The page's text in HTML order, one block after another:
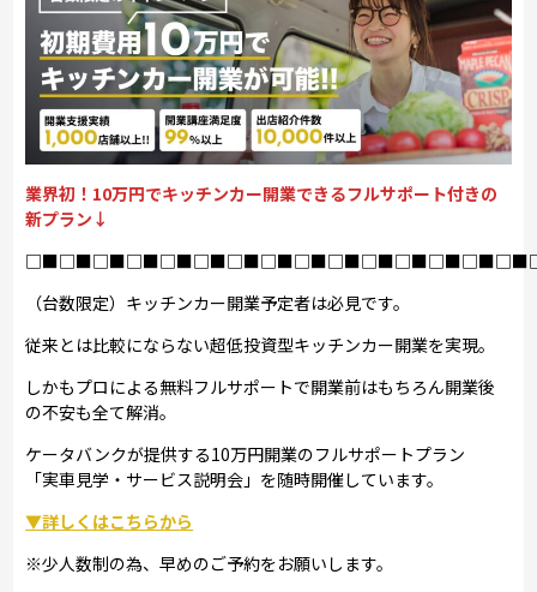
業界初！10万円でキッチンカー開業できるフルサポート付きの
新プラン↓
（台数限定）キッチンカー開業予定者は必見です。
従来とは比較にならない超低投資型キッチンカー開業を実現。
しかもプロによる無料フルサポートで開業前はもちろん開業後
の不安も全て解消。
ケータバンクが提供する10万円開業のフルサポートプラン
「実車見学・サービス説明会」を随時開催しています。
▼詳しくはこちらから
※少人数制の為、早めのご予約をお願いします。